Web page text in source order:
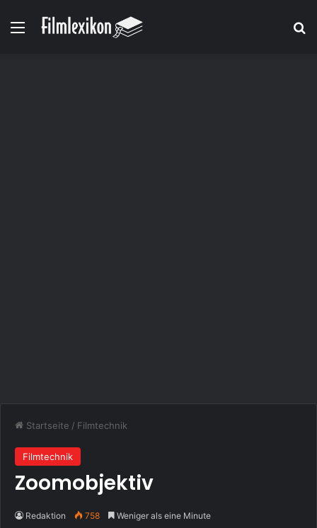
Menü
Startseite / Filmtechnik
Filmtechnik
Zoomobjektiv
Redaktion 758 Weniger als eine Minute